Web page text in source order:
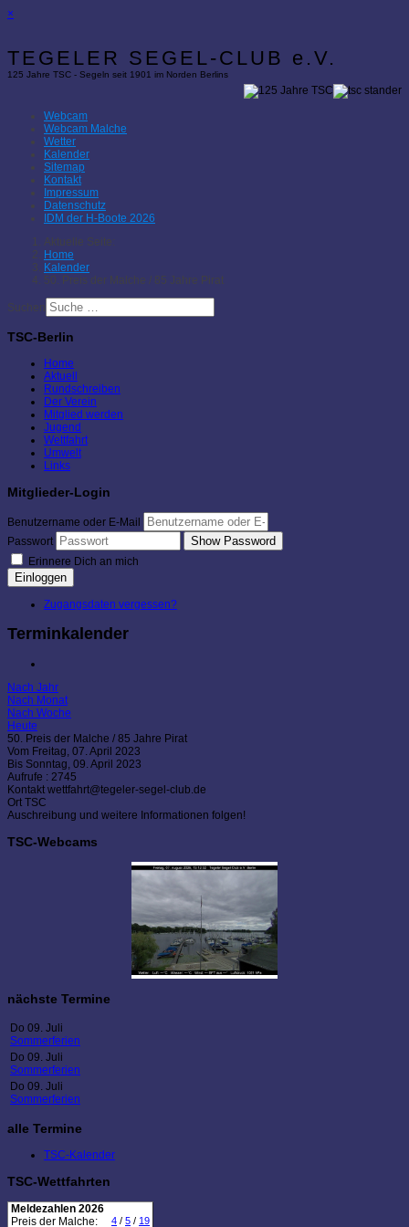
×
TEGELER SEGEL-CLUB e.V.
125 Jahre TSC - Segeln seit 1901 im Norden Berlins
Webcam
Webcam Malche
Wetter
Kalender
Sitemap
Kontakt
Impressum
Datenschutz
IDM der H-Boote 2026
Aktuelle Seite:
Home
Kalender
50. Preis der Malche / 85 Jahre Pirat
Suchen
TSC-Berlin
Home
Aktuell
Rundschreiben
Der Verein
Mitglied werden
Jugend
Wettfahrt
Umwelt
Links
Mitglieder-Login
Benutzername oder E-Mail
Passwort
Show Password
Erinnere Dich an mich
Einloggen
Zugangsdaten vergessen?
Terminkalender
Nach Jahr
Nach Monat
Nach Woche
Heute
50. Preis der Malche / 85 Jahre Pirat
Vom Freitag, 07. April 2023
Bis Sonntag, 09. April 2023
Aufrufe : 2745
Kontakt wettfahrt@tegeler-segel-club.de
Ort TSC
Auschreibung und weitere Informationen folgen!
TSC-Webcams
nächste Termine
Do 09. Juli
Sommerferien
Do 09. Juli
Sommerferien
Do 09. Juli
Sommerferien
alle Termine
TSC-Kalender
TSC-Wettfahrten
Meldezahlen 2026
Preis der Malche:
4 / 5 / 19